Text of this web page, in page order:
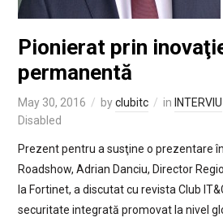
Pionierat prin
permanentă
May 30, 2016 byclubitc in INTERVIU
Disabled
Prezent pentru a susţine o prezentare
Roadshow, Adrian Danciu, Director
la Fortinet, a discutat cu revista Club
securitate integrată promovat la nivel